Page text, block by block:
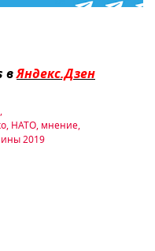
вЯндекс.Дзен
,
, НАТО, мнение,
2019